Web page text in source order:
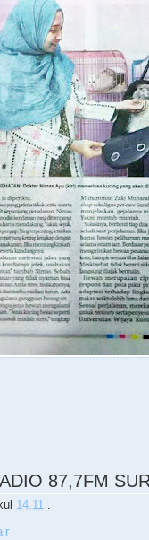
87,7FM
14.11 .